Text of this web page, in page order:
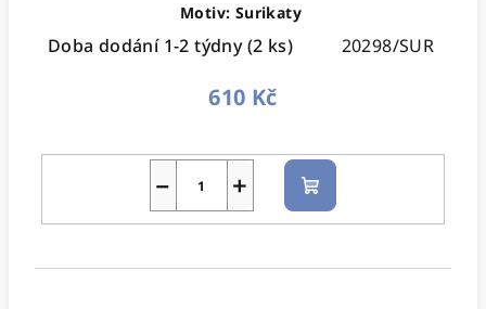
Motiv: Surikaty
Doba dodání 1-2 týdny(2 ks) 20298/SUR
610 Kč
+
− Do
košíku